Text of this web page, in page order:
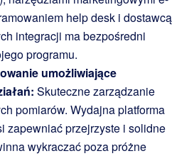
help desk i dostawcą
integracji ma bezpośredni
programu.
umożliwiające
Skuteczne zarządzanie
pomiarów. Wydajna platforma
zapewniać przejrzyste i solidne
wykraczać poza próżne